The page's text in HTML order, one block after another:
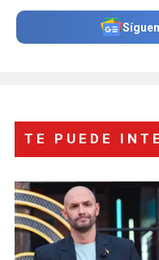
TE PUEDE